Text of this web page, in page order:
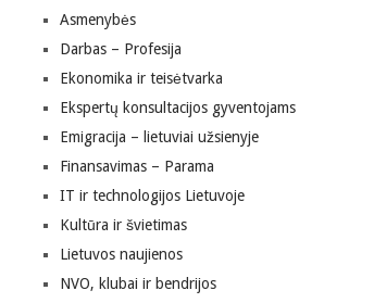
Asmenybės
Darbas – Profesija
Ekonomika ir teisėtvarka
Ekspertų konsultacijos gyventojams
Emigracija – lietuviai užsienyje
Finansavimas – Parama
IT ir technologijos Lietuvoje
Kultūra ir švietimas
Lietuvos naujienos
NVO, klubai ir bendrijos